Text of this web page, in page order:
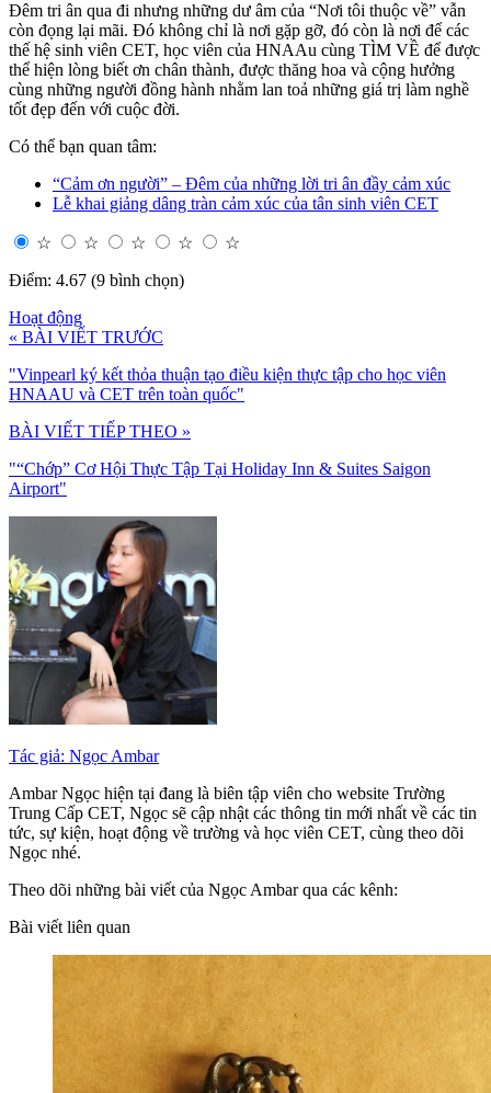
Đêm tri ân qua đi nhưng những dư âm của “Nơi tôi thuộc về” vẫn
còn đọng lại mãi. Đó không chỉ là nơi gặp gỡ, đó còn là nơi để các
thế hệ sinh viên CET, học viên của HNAAu cùng TÌM VỀ để được
thể hiện lòng biết ơn chân thành, được thăng hoa và cộng hưởng
cùng những người đồng hành nhằm lan toả những giá trị làm nghề
tốt đẹp đến với cuộc đời.
Có thể bạn quan tâm:
“Cảm ơn người” – Đêm của những lời tri ân đầy cảm xúc
Lễ khai giảng dâng tràn cảm xúc của tân sinh viên CET
☆ ☆ ☆ ☆
☆
Điểm: 4.67 (9 bình chọn)
Hoạt động
« BÀI VIẾT TRƯỚC
"Vinpearl ký kết thỏa thuận tạo điều kiện thực tập cho học viên
HNAAU và CET trên toàn quốc"
BÀI VIẾT TIẾP THEO »
"“Chớp” Cơ Hội Thực Tập Tại Holiday Inn & Suites Saigon
Airport"
Tác giả: Ngọc Ambar
Ambar Ngọc hiện tại đang là biên tập viên cho website Trường
Trung Cấp CET, Ngọc sẽ cập nhật các thông tin mới nhất về các tin
tức, sự kiện, hoạt động về trường và học viên CET, cùng theo dõi
Ngọc nhé.
Theo dõi những bài viết của Ngọc Ambar qua các kênh:
Bài viết liên quan